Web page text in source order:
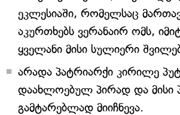
ეკლესიაში, რომელსაც
აკურთხებს ვერანაირ ომს,
ყველანი მისი სულიერი
არადა პატრიარქი კირილე
დაახლოებულ პირად და მისი
გამტარებლად მიიჩნევა.